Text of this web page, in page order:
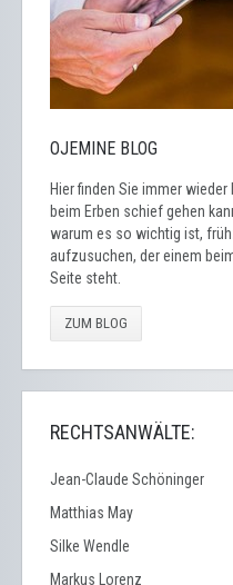
OJEMINE BLOG
Hier finden Sie immer
beim Erben schief gehen
warum es so wichtig ist,
aufzusuchen, der einem
Seite steht.
ZUM BLOG
RECHTSANWÄLTE:
Jean-Claude Schöninger
Matthias May
Silke Wendle
Markus Lorenz